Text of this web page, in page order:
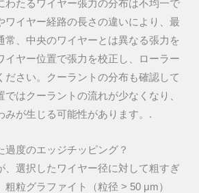
わたるワイヤー張力の分布は不均一で
ワイヤー経路の長さの違いにより、最
常、中央のワイヤーとは異なる張力を
イヤー位置で張力を校正し、ローラー
ださい。クーラントの分布も確認して
ではクーラントの流れが少なくなり、
みが生じる可能性があります。.
過度のエッジチッピング？
、選択したワイヤー径に対して粗すぎ
粗粒グラファイト（粒径 > 50 μm）